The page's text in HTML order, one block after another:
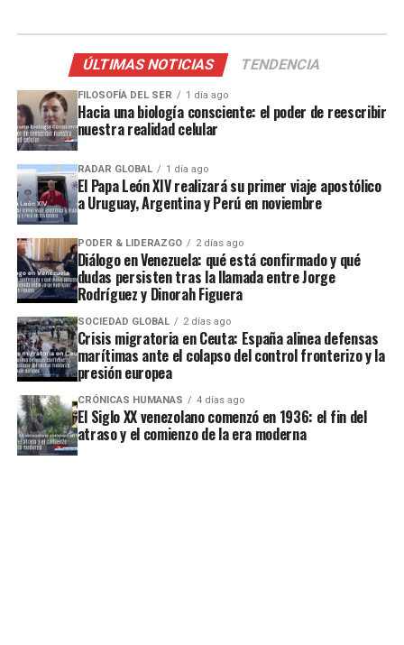
ÚLTIMAS NOTICIAS TENDENCIA
FILOSOFÍA DEL SER 1 día ago
Hacia una biología consciente: el poder de reescribir
nuestra realidad celular
RADAR GLOBAL 1 día ago
El Papa León XIV realizará su primer viaje apostólico
a Uruguay, Argentina y Perú en noviembre
PODER & LIDERAZGO 2 días ago
Diálogo en Venezuela: qué está confirmado y qué
dudas persisten tras la llamada entre Jorge
Rodríguez y Dinorah Figuera
SOCIEDAD GLOBAL 2 días ago
Crisis migratoria en Ceuta: España alinea defensas
marítimas ante el colapso del control fronterizo y la
presión europea
CRÓNICAS HUMANAS 4 días ago
El Siglo XX venezolano comenzó en 1936: el fin del
atraso y el comienzo de la era moderna